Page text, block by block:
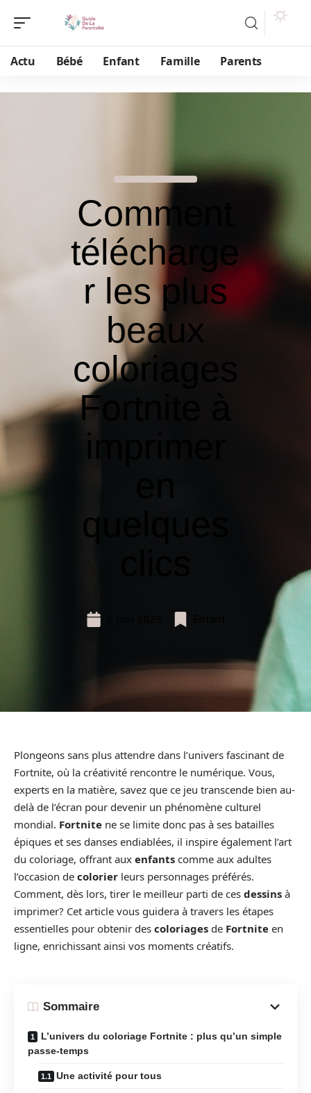
Actu Bébé Enfant Famille Parents
Comment
télécharge
r les plus
beaux
coloriages
Fortnite à
imprimer
quelques
Plongeons sans plus attendre dans l’univers fascinant de
Fortnite, où la créativité rencontre le numérique. Vous,
experts en la matière, savez que ce jeu transcende bien au-
delà de l’écran pour devenir un phénomène culturel
mondial. Fortnite ne se limite donc pas à ses batailles
épiques et ses danses endiablées, il inspire également l’art
du coloriage, offrant aux enfants comme aux adultes
l’occasion de colorier leurs personnages préférés.
Comment, dès lors, tirer le meilleur parti de ces dessins à
imprimer? Cet article vous guidera à travers les étapes
essentielles pour obtenir des coloriages de Fortnite en
ligne, enrichissant ainsi vos moments créatifs.
Sommaire
L’univers du coloriage Fortnite : plus qu’un simple
passe-temps
Une activité pour tous